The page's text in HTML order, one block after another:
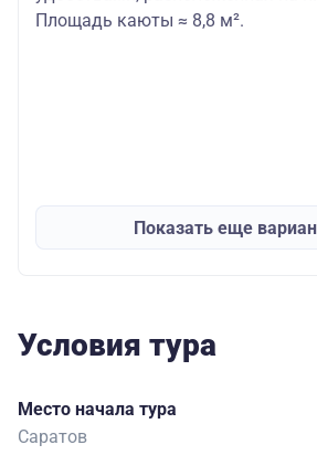
Площадь каюты ≈ 8,8 м².
Показать еще
Условия тура
Место начала тура
Саратов